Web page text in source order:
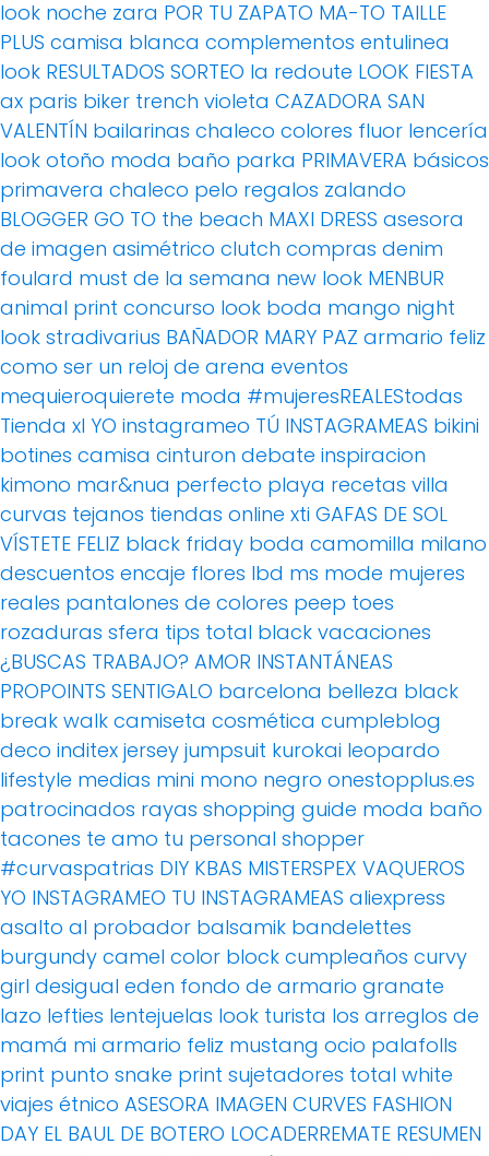
look noche zara POR TU ZAPATO MA-TO TAILLE
PLUS camisa blanca complementos entulinea
look RESULTADOS SORTEO la redoute LOOK FIESTA
ax paris biker trench violeta CAZADORA SAN
VALENTÍN bailarinas chaleco colores fluor lencería
look otoño moda baño parka PRIMAVERA básicos
primavera chaleco pelo regalos zalando
BLOGGER GO TO the beach MAXI DRESS asesora
de imagen asimétrico clutch compras denim
foulard must de la semana new look MENBUR
animal print concurso look boda mango night
look stradivarius BAÑADOR MARY PAZ armario feliz
como ser un reloj de arena eventos
mequieroquierete moda #mujeresREALEStodas
Tienda xl YO instagrameo TÚ INSTAGRAMEAS bikini
botines camisa cinturon debate inspiracion
kimono mar&nua perfecto playa recetas villa
curvas tejanos tiendas online xti GAFAS DE SOL
VÍSTETE FELIZ black friday boda camomilla milano
descuentos encaje flores lbd ms mode mujeres
reales pantalones de colores peep toes
rozaduras sfera tips total black vacaciones
¿BUSCAS TRABAJO? AMOR INSTANTÁNEAS
PROPOINTS SENTIGALO barcelona belleza black
break walk camiseta cosmética cumpleblog
deco inditex jersey jumpsuit kurokai leopardo
lifestyle medias mini mono negro onestopplus.es
patrocinados rayas shopping guide moda baño
tacones te amo tu personal shopper
#curvaspatrias DIY KBAS MISTERSPEX VAQUEROS
YO INSTAGRAMEO TU INSTAGRAMEAS aliexpress
asalto al probador balsamik bandelettes
burgundy camel color block cumpleaños curvy
girl desigual eden fondo de armario granate
lazo lefties lentejuelas look turista los arreglos de
mamá mi armario feliz mustang ocio palafolls
print punto snake print sujetadores total white
viajes étnico ASESORA IMAGEN CURVES FASHION
DAY EL BAUL DE BOTERO LOCADERREMATE RESUMEN